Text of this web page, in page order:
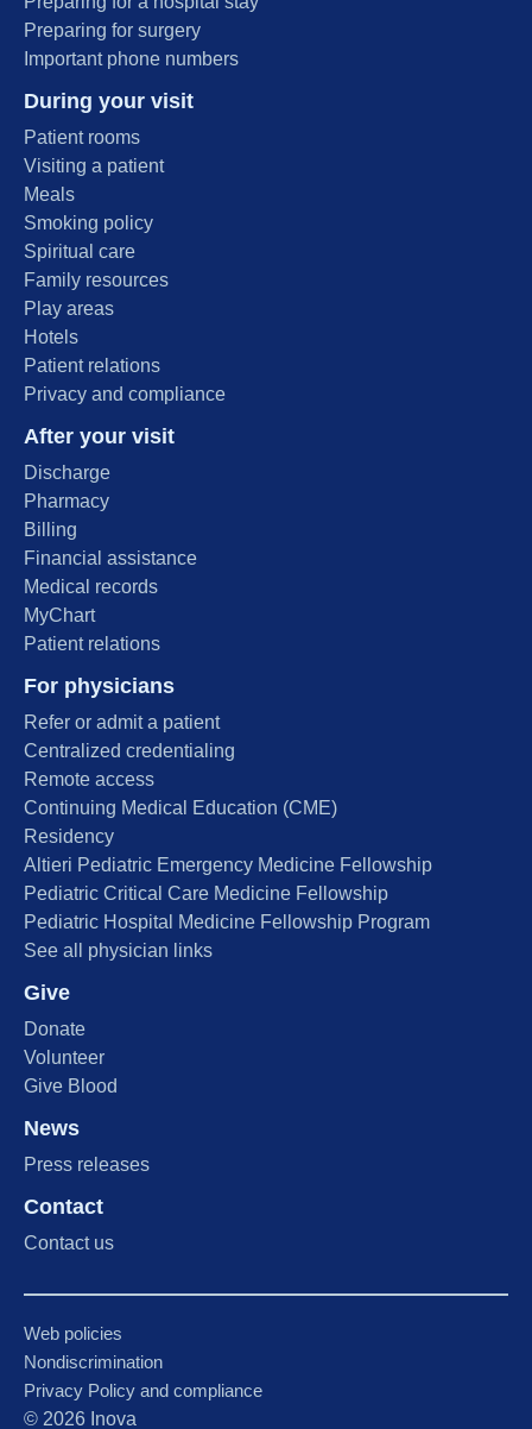
Preparing for surgery
Important phone numbers
During your visit
Patient rooms
Visiting a patient
Meals
Smoking policy
Spiritual care
Family resources
Play areas
Hotels
Patient relations
Privacy and compliance
After your visit
Discharge
Pharmacy
Billing
Financial assistance
Medical records
MyChart
Patient relations
For physicians
Refer or admit a patient
Centralized credentialing
Remote access
Continuing Medical Education (CME)
Residency
Altieri Pediatric Emergency Medicine Fellowship
Pediatric Critical Care Medicine Fellowship
Pediatric Hospital Medicine Fellowship Program
See all physician links
Give
Donate
Volunteer
Give Blood
News
Press releases
Contact
Contact us
Web policies
Nondiscrimination
Privacy Policy and compliance
© 2026 Inova